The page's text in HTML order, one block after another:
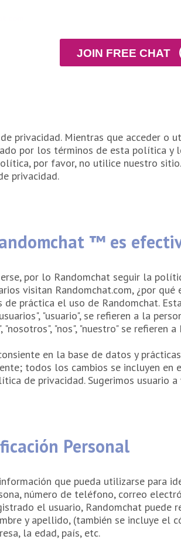
JOIN FREE CHAT
privacidad. Mientras que acceder o
por los términos de esta política y
por favor, no utilice nuestro
privacidad.
™ es
por lo Randomchat seguir la
visitan Randomchat.com, ¿por
práctica el uso de Randomchat.
"usuario", se refieren a la
"nos", "nuestro" se refieren a
en la base de datos y
todos los cambios se incluyen en
de privacidad. Sugerimos usuario
Personal
que pueda utilizarse para
número de teléfono, correo
el usuario, Randomchat
y apellido, (también se incluye
la edad, país, etc.